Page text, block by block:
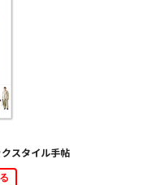
スタイル手帖